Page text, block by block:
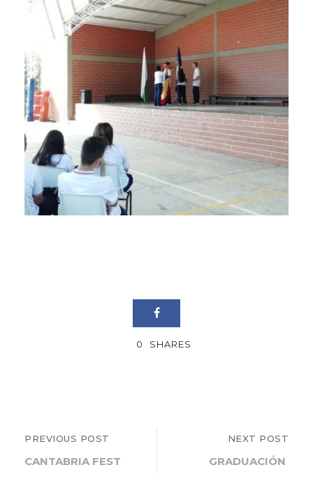
0 SHARES
PREVIOUS POST
CANTABRIA FEST
NEXT POST
GRADUACIÓN